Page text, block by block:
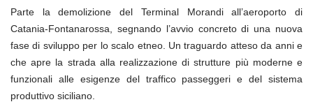
Parte la demolizione del Terminal Morandi all’aeroporto di
Catania-Fontanarossa, segnando l’avvio concreto di una nuova
fase di sviluppo per lo scalo etneo. Un traguardo atteso da anni e
che apre la strada alla realizzazione di strutture più moderne e
funzionali alle esigenze del traffico passeggeri e del sistema
produttivo siciliano.